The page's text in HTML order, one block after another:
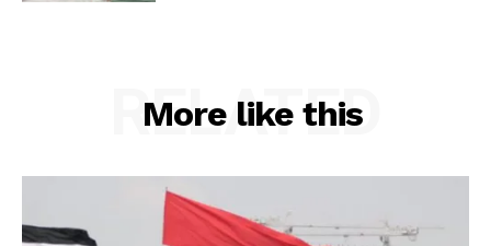
More like this
RELATED